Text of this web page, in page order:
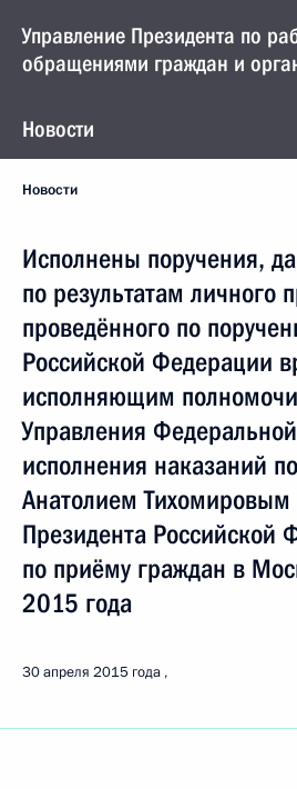
Управление Президента по
обращениями граждан и
Новости
Новости
Исполнены поручения,
по результатам личного
проведённого по
Российской Федерации
исполняющим
Управления
исполнения наказаний
Анатолием
Президента Российской
по приёму граждан в
2015 года
30 апреля 2015 года